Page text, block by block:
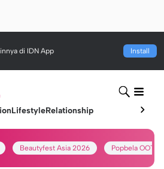
di IDN App Install
LifestyleRelationship
Beautyfest Asia 2026 Popbela OOTD